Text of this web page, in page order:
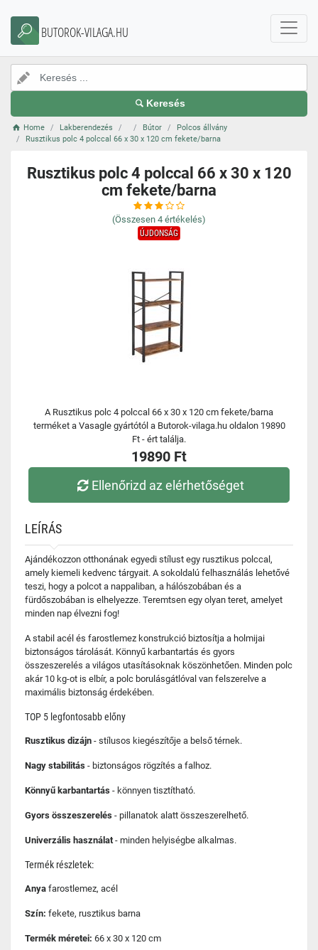
BUTOROK-VILAGA.HU
Keresés
Home Lakberendezés Bútor
Polcos állvány
Rusztikus polc 4 polccal 66 x 30 x 120 cm fekete/barna
Rusztikus polc 4 polccal 66 x 30 x 120
cm fekete/barna
(Összesen 4 értékelés)
ÚJDONSÁG
A Rusztikus polc 4 polccal 66 x 30 x 120 cm fekete/barna
terméket a Vasagle gyártótól a Butorok-vilaga.hu oldalon 19890
Ft - ért találja.
19890 Ft
Ellenőrizd az elérhetőséget
LEÍRÁS
Ajándékozzon otthonának egyedi stílust egy rusztikus polccal,
amely kiemeli kedvenc tárgyait. A sokoldalú felhasználás lehetővé
teszi, hogy a polcot a nappaliban, a hálószobában és a
fürdőszobában is elhelyezze. Teremtsen egy olyan teret, amelyet
minden nap élvezni fog!
A stabil acél és farostlemez konstrukció biztosítja a holmijai
biztonságos tárolását. Könnyű karbantartás és gyors
összeszerelés a világos utasításoknak köszönhetően. Minden polc
akár 10 kg-ot is elbír, a polc borulásgátlóval van felszerelve a
maximális biztonság érdekében.
TOP 5 legfontosabb előny
Rusztikus dizájn - stílusos kiegészítője a belső térnek.
Nagy stabilitás - biztonságos rögzítés a falhoz.
Könnyű karbantartás - könnyen tisztítható.
Gyors összeszerelés - pillanatok alatt összeszerelhető.
Univerzális használat- minden helyiségbe alkalmas.
Termék részletek:
Anya farostlemez, acél
Szín: fekete, rusztikus barna
Termék méretei: 66 x 30 x 120 cm